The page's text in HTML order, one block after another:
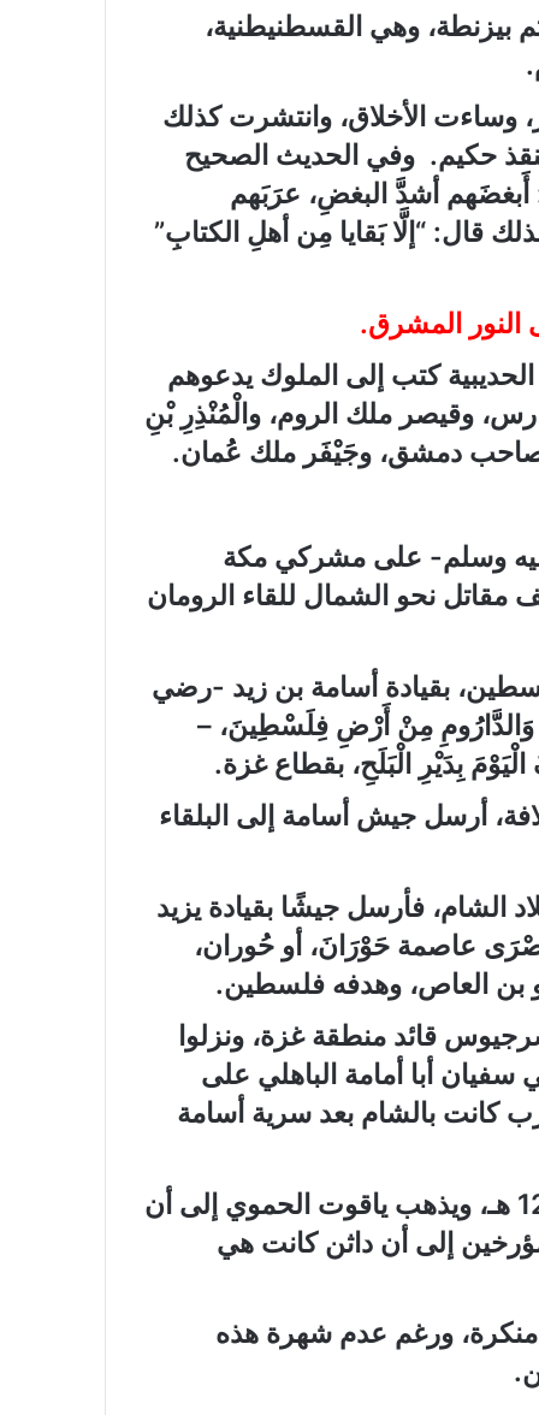
، ثم أنطاكيا، ثم بيزنطة، وهي القسطنيطنية،
وساءت الأخلاق، وانتشرت كذلك
حكيم. وفي الحديث الصحيح
أَبغضَهم أشدَّ البغضِ، عرَبَهم
قال: “إلَّا بَقايا مِن أهلِ الكتابِ”
النور المشرق.
كتب إلى الملوك يدعوهم
وقيصر ملك الروم، والْمُنْذِرِ بْنِ
صاحب دمشق، وجَيْفَر ملك عُمان.
وسلم- على مشركي مكة
نحو الشمال للقاء الرومان
بقيادة أسامة بن زيد -رضي
وَالدَّارُومِ مِنْ أَرْضِ فِلَسْطِينَ، –
بِدَيْرِ الْبَلَحِ، بقطاع غزة.
أرسل جيش أسامة إلى البلقاء
الشام، فأرسل جيشًا بقيادة يزيد
عاصمة حَوْرَانَ، أو حُوران،
بن العاص، وهدفه فلسطين.
قائد منطقة غزة، ونزلوا
أبا أمامة الباهلي على
كانت بالشام بعد سرية أسامة
في أواخر عام 12 هـ، ويذهب ياقوت الحموي إلى أن
إلى أن داثن كانت هي
منكرة، ورغم عدم شهرة هذه